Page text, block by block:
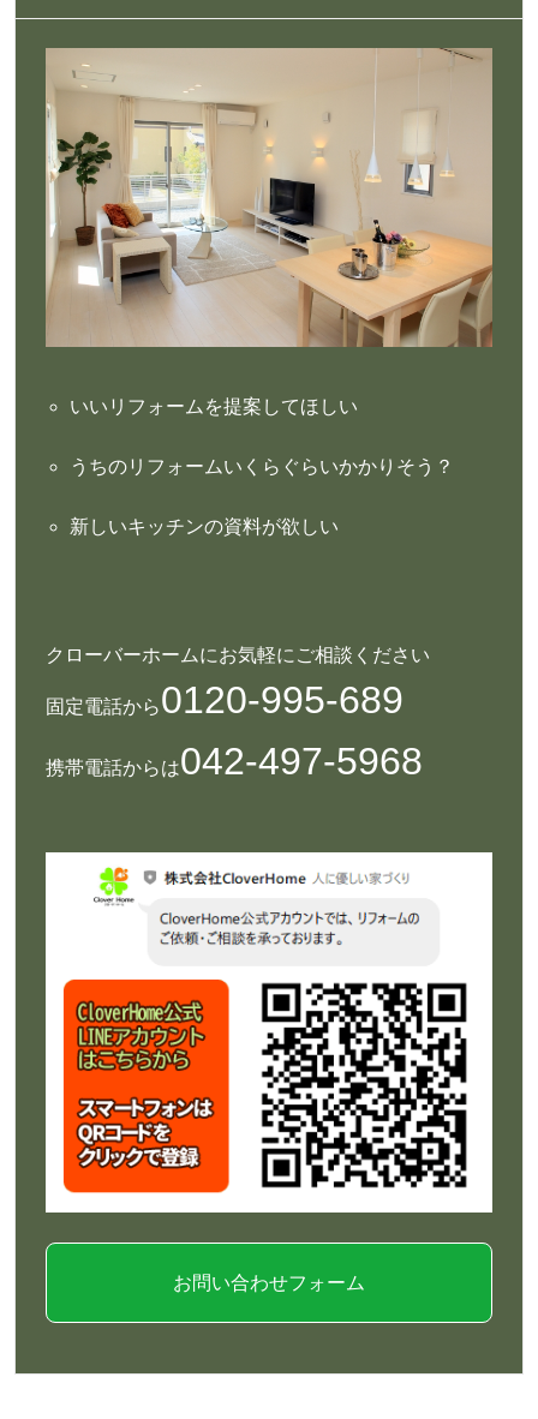
いいリフォームを提案してほしい
うちのリフォームいくらぐらいかかりそう？
新しいキッチンの資料が欲しい
クローバーホームにお気軽にご相談ください
固定電話から0120-995-689
携帯電話からは042-497-5968
お問い合わせフォーム